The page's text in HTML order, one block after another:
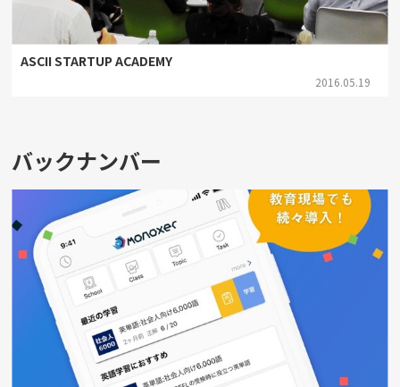
ASCII STARTUP ACADEMY
2016.05.19
バックナンバー